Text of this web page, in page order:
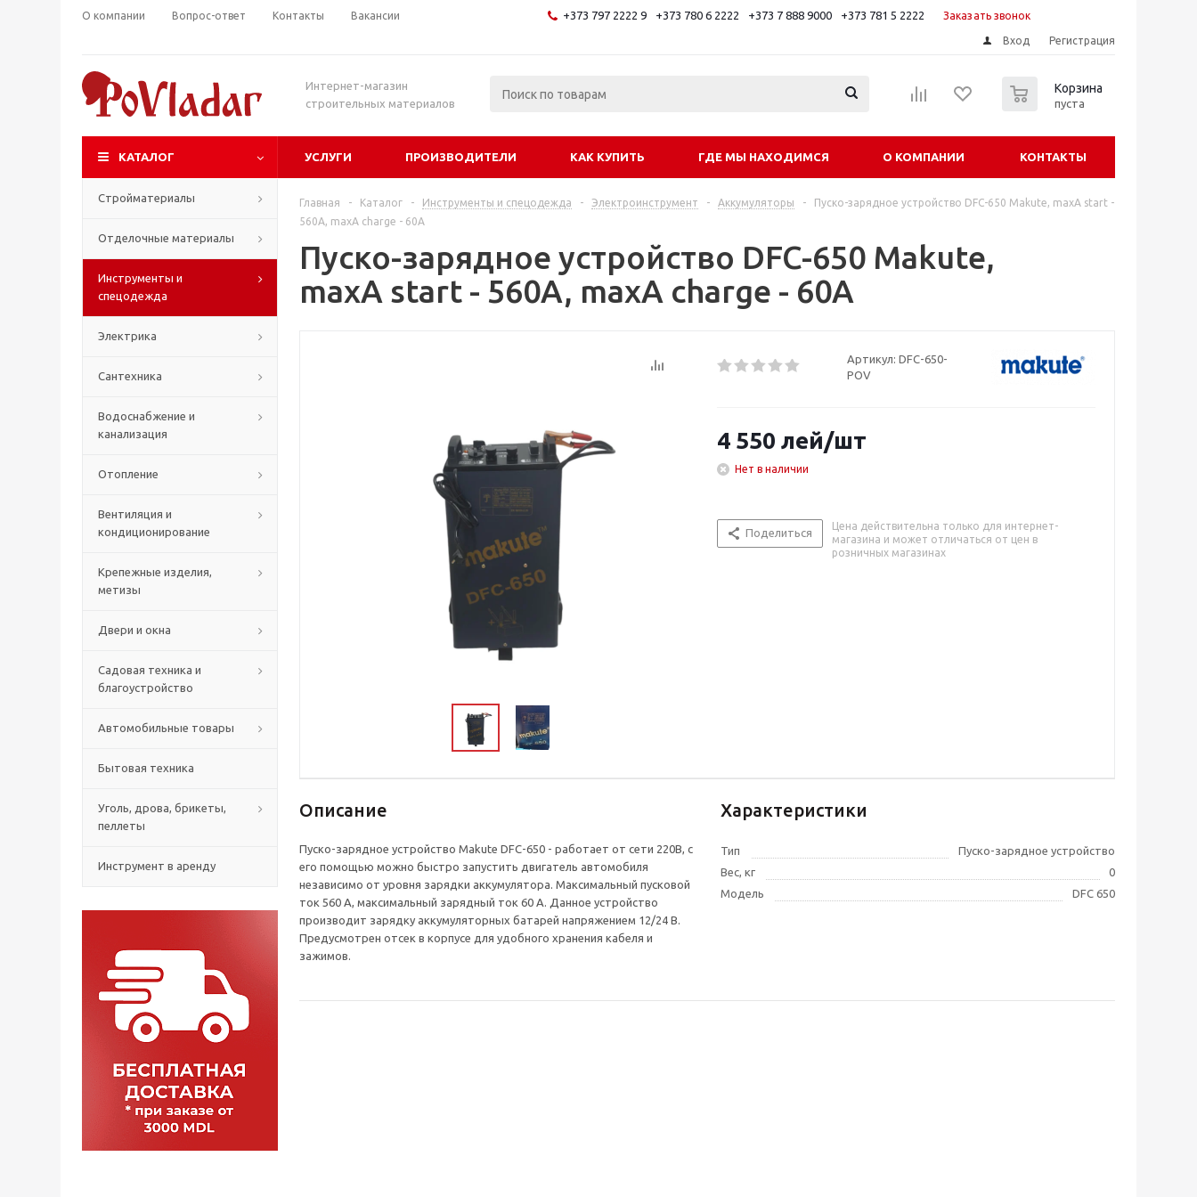
О компании Вопрос-ответ Контакты Вакансии +373 797 2222 9 +373 780 6 2222 +373 7 888 9000 +373 781 5 2222 Заказать звонок
Вход Регистрация
Интернет-магазин
строительных материалов
Корзина
пуста
КАТАЛОГ УСЛУГИ ПРОИЗВОДИТЕЛИ КАК КУПИТЬ ГДЕ МЫ НАХОДИМСЯ О КОМПАНИИ КОНТАКТЫ
Стройматериалы
Отделочные материалы
Инструменты и
спецодежда
Электрика
Сантехника
Водоснабжение и
канализация
Отопление
Вентиляция и
кондиционирование
Крепежные изделия,
метизы
Двери и окна
Садовая техника и
благоустройство
Автомобильные товары
Бытовая техника
Уголь, дрова, брикеты,
пеллеты
Инструмент в аренду
Главная - Каталог - Инструменты и спецодежда - Электроинструмент - Аккумуляторы -
Пуско-зарядное устройство DFC-650 Makute, maxA start -
560A, maxA charge - 60A
Пуско-зарядное устройство DFC-650 Makute,
maxA start - 560A, maxA charge - 60A
Артикул: DFC-650-
POV
4 550 лей/шт
Нет в наличии
Поделиться
Цена действительна только для интернет-
магазина и может отличаться от цен в
розничных магазинах
Описание
Пуско-зарядное устройство Makute DFC-650 - работает от сети 220В, с
его помощью можно быстро запустить двигатель автомобиля
независимо от уровня зарядки аккумулятора. Максимальный пусковой
ток 560 А, максимальный зарядный ток 60 А. Данное устройство
производит зарядку аккумуляторных батарей напряжением 12/24 В.
Предусмотрен отсек в корпусе для удобного хранения кабеля и
зажимов.
Характеристики
Тип
Пуско-зарядное устройство
Вес, кг
0
Модель
DFC 650